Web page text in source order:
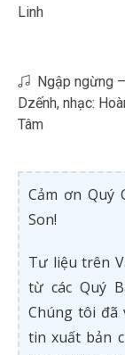
Linh
Ngập ngừng
Dzếnh, nhạc:
Tâm
Cảm ơn Quý
Son!
Tư liệu trên
từ các Quý
Chúng tôi đã
tin xuất bản